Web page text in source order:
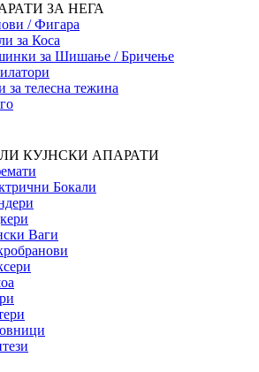
ЗА НЕГА
/ Фигара
за Коса
за Шишање / Бричење
за телесна тежина
КУЈНСКИ АПАРАТИ
Бокали
Ваги